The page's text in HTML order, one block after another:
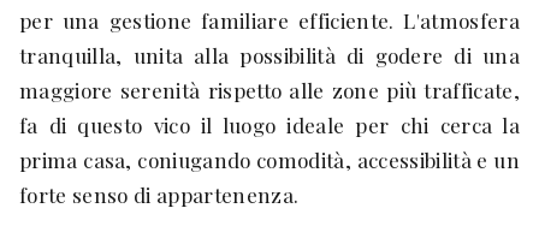
per una gestione familiare efficiente. L'atmosfera
tranquilla, unita alla possibilità di godere di una
maggiore serenità rispetto alle zone più trafficate,
fa di questo vico il luogo ideale per chi cerca la
prima casa, coniugando comodità, accessibilità e un
forte senso di appartenenza.